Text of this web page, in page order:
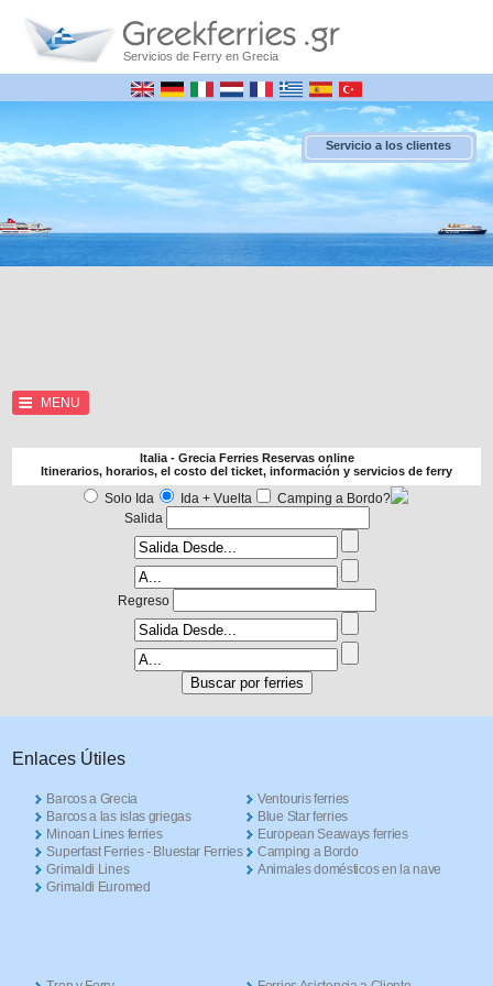
Servicios de Ferry en Grecia
Servicio a los clientes
MENU
Italia - Grecia Ferries Reservas online
Itinerarios, horarios, el costo del ticket, información y servicios de ferry
Solo Ida Ida + Vuelta
Camping a Bordo?
Salida
Regreso
Enlaces Útiles
Barcos a Grecia
Barcos a las islas griegas
Minoan Lines ferries
Superfast Ferries - Bluestar Ferries
Grimaldi Lines
Grimaldi Euromed
Ventouris ferries
Blue Star ferries
European Seaways ferries
Camping a Bordo
Animales domésticos en la nave